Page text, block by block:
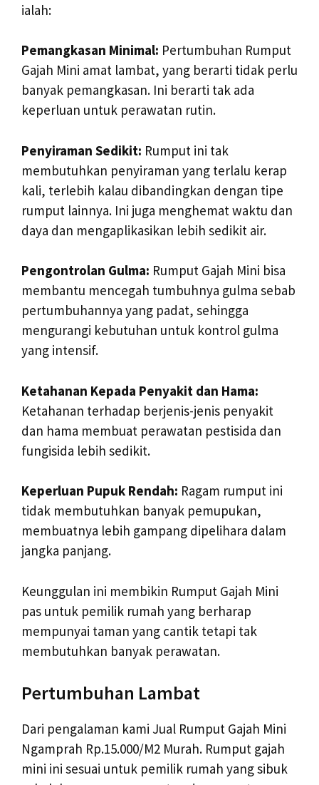
ialah:
Pemangkasan Minimal: Pertumbuhan Rumput
Gajah Mini amat lambat, yang berarti tidak perlu
banyak pemangkasan. Ini berarti tak ada
keperluan untuk perawatan rutin.
Penyiraman Sedikit: Rumput ini tak
membutuhkan penyiraman yang terlalu kerap
kali, terlebih kalau dibandingkan dengan tipe
rumput lainnya. Ini juga menghemat waktu dan
daya dan mengaplikasikan lebih sedikit air.
Pengontrolan Gulma: Rumput Gajah Mini bisa
membantu mencegah tumbuhnya gulma sebab
pertumbuhannya yang padat, sehingga
mengurangi kebutuhan untuk kontrol gulma
yang intensif.
Ketahanan Kepada Penyakit dan Hama:
Ketahanan terhadap berjenis-jenis penyakit
dan hama membuat perawatan pestisida dan
fungisida lebih sedikit.
Keperluan Pupuk Rendah: Ragam rumput ini
tidak membutuhkan banyak pemupukan,
membuatnya lebih gampang dipelihara dalam
jangka panjang.
Keunggulan ini membikin Rumput Gajah Mini
pas untuk pemilik rumah yang berharap
mempunyai taman yang cantik tetapi tak
membutuhkan banyak perawatan.
Pertumbuhan Lambat
Dari pengalaman kami Jual Rumput Gajah Mini
Ngamprah Rp.15.000/M2 Murah. Rumput gajah
mini ini sesuai untuk pemilik rumah yang sibuk